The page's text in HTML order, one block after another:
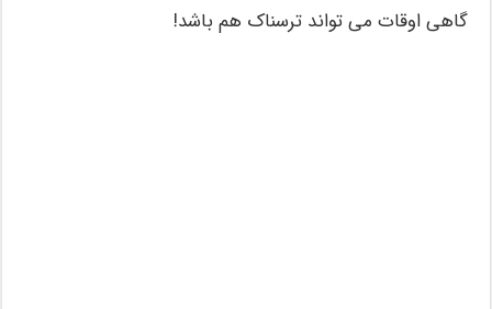
گاهی اوقات می تواند ترسناک هم باشد!